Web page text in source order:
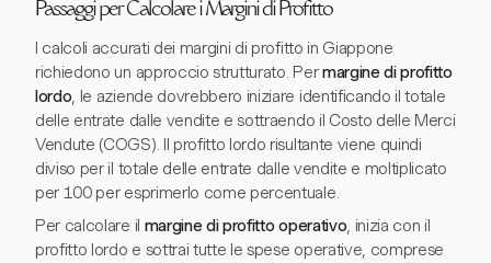
Passaggi per Calcolare i Margini di Profitto
I calcoli accurati dei margini di profitto in Giappone
richiedono un approccio strutturato. Permargine di profitto
lordo, le aziende dovrebbero iniziare identificando il totale
delle entrate dalle vendite e sottraendo il Costo delle Merci
Vendute (COGS). Il profitto lordo risultante viene quindi
diviso per il totale delle entrate dalle vendite e moltiplicato
per 100 per esprimerlo come percentuale.
Per calcolare il margine di profitto operativo, inizia con il
profitto lordo e sottrai tutte le spese operative, comprese